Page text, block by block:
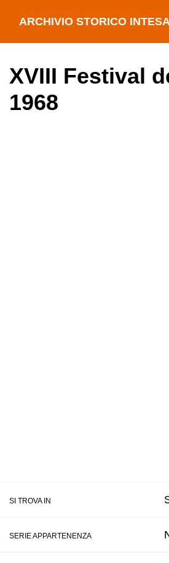
ARCHIVIO STORICO
XVIII Festival
1968
SI TROVA IN
SERIE APPARTENENZA